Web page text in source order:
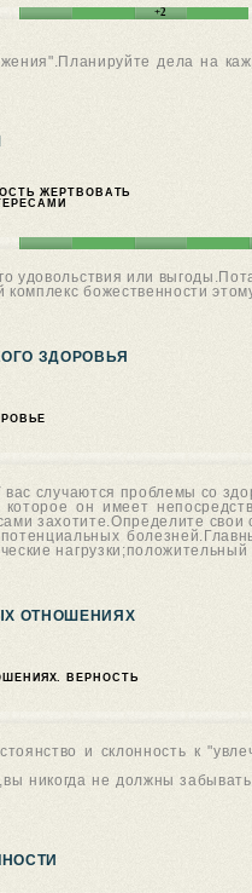
+2
дела на
ЖЕРТВОВАТЬ
удовольствия или
божественности
ЗДОРОВЬЯ
случаются проблемы со
которое он имеет
захотите.Определите
ОТНОШЕНИЯХ
ВЕРНОСТЬ
и склонность к
никогда не должны